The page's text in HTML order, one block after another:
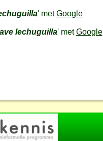
' metGoogle
lechuguilla' metGoogle